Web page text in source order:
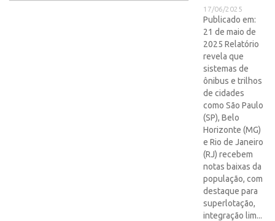
17/06/2025
Publicado em:
21 de maio de
2025 Relatório
revela que
sistemas de
ônibus e trilhos
de cidades
como São Paulo
(SP), Belo
Horizonte (MG)
e Rio de Janeiro
(RJ) recebem
notas baixas da
população, com
destaque para
superlotação,
integração lim...